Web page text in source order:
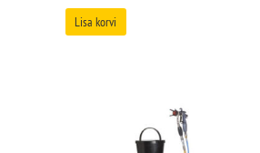
Lisa korvi